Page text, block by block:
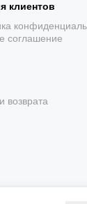
клиентов
соглашение
возврата